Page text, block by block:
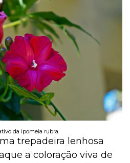
Outros Pets
& Piscina
Jardinagem
da ipomeia rubra.
trepadeira lenhosa
a coloração viva de